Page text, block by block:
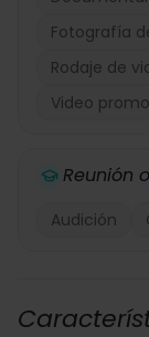
Fotografía
Rodaje de
Video
Reunión
Audición